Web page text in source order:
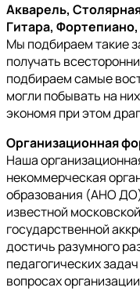
Акварель,
Гитара,
Мы подбираем такие
получать
подбираем самые
могли побывать на
экономя при этом
Организационная
Наша
некоммерческая
образования (АНО
известной
государственной
достичь разумного
педагогических
вопросах